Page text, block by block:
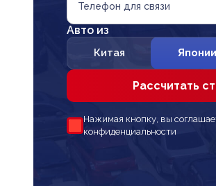
Телефон для связи
Авто из
Китая Японии
Рассчитать
Нажимая кнопку, вы
конфиденциальности